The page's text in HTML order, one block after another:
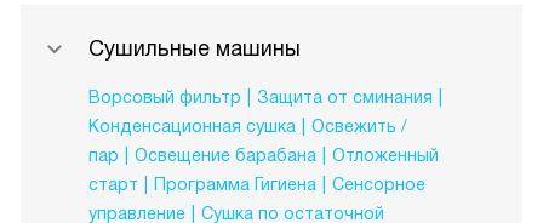
Сушильные машины
Ворсовый фильтр
Защита от сминания
Конденсационная сушка
Освежить /
пар
Освещение барабана
Отложенный
старт
Программа Гигиена
Сенсорное
управление
Сушка по остаточной